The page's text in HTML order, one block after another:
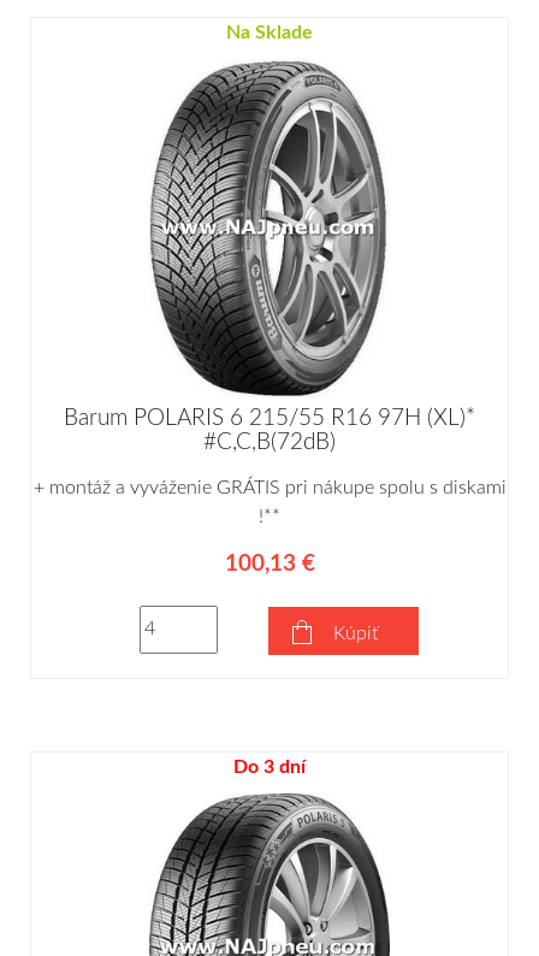
Na Sklade
Barum POLARIS 6 215/55 R16 97H (XL)*
#C,C,B(72dB)
+ montáž a vyváženie GRÁTIS pri nákupe spolu s diskami
!**
100,13 €
Kúpiť
Do 3 dní